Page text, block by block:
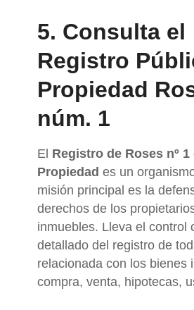
5. Consulta el
Registro
Propiedad
núm. 1
El Registro de Roses nº 1
Propiedad es un
misión principal es la
derechos de los
inmuebles. Lleva el control
detallado del registro de
relacionada con los bienes
compra, venta, hipotecas,